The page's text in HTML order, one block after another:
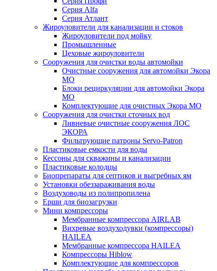
Серия Alfa
Серия Атлант
Жироуловители для канализации и стоков
Жироуловители под мойку
Промышленные
Цеховые жироуловители
Сооружения для очистки воды автомойки
Очистные сооружения для автомойки Экора
МО
Блоки рециркуляции для автомойки Экора
МО
Комплектующие для очистных Экора МО
Сооружения для очистки сточных вод
Ливневые очистные сооружения ЛОС
ЭКОРА
Фильтрующие патроны Servo-Patron
Пластиковые емкости для воды
Кессоны для скважины и канализации
Пластиковые колодцы
Биопрепараты для септиков и выгребных ям
Установки обеззараживания воды
Воздуховоды из полипропилена
Ерши для биозагрузки
Мини компрессоры
Мембранные компрессора AIRLAB
Вихревые воздуходувки (компрессоры)
HAILEA
Мембранные компрессора HAILEA
Компрессоры Hiblow
Комплектующие для компрессоров